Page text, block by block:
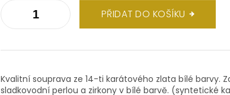
PŘIDAT DO KOŠÍKU
Kvalitní souprava ze 14-ti karátového zlata bílé barvy.
sladkovodní perlou a zirkony v bílé barvě. (syntetické